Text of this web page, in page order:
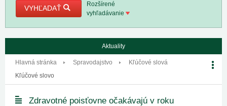
VYHĽADAŤ
Rozšírené
vyhľadávanie
Aktuality
Hlavná stránka Spravodajstvo
Kľúčové slová
Kľúčové slovo
Zdravotné poisťovne očakávajú v roku